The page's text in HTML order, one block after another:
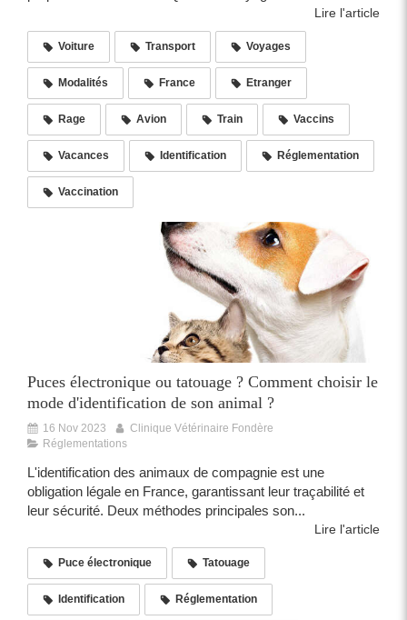
Lire l'article
Voiture Transport Voyages
Modalités France Etranger
Rage Avion Train Vaccins
Vacances Identification Réglementation
Vaccination
Puces électronique ou tatouage ? Comment choisir le
mode d'identification de son animal ?
16 Nov 2023
Clinique Vétérinaire Fondère
Réglementations
L'identification des animaux de compagnie est une
obligation légale en France, garantissant leur traçabilité et
leur sécurité. Deux méthodes principales son...
Lire l'article
Puce électronique Tatouage
Identification Réglementation